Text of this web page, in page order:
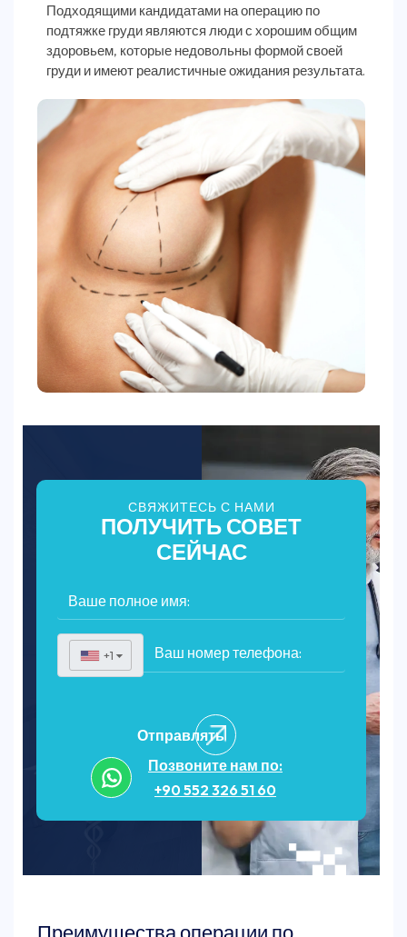
Подходящими кандидатами на операцию по
подтяжке груди являются люди с хорошим общим
здоровьем, которые недовольны формой своей
груди и имеют реалистичные ожидания результата.
СВЯЖИТЕСЬ С НАМИ
ПОЛУЧИТЬ СОВЕТ
СЕЙЧАС
+1 ▼
Отправлять
Позвоните нам по:
+90 552 326 51 60